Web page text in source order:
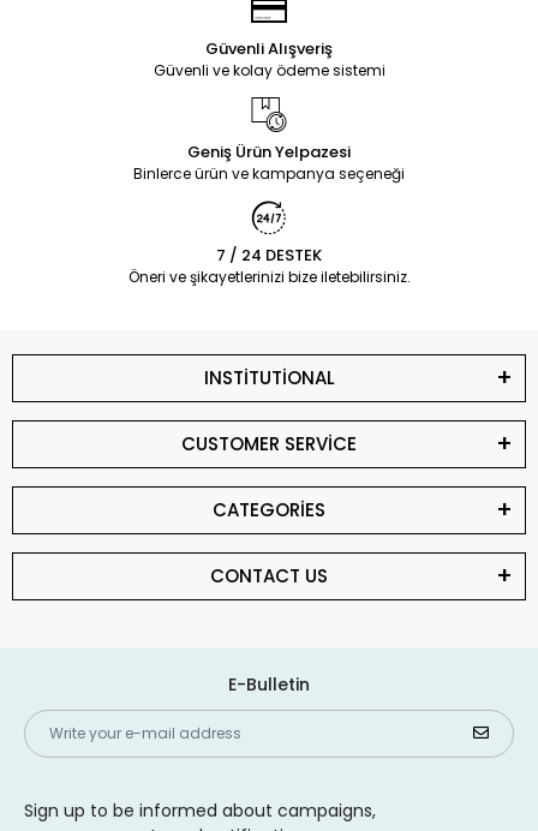
Güvenli Alışveriş
Güvenli ve kolay ödeme sistemi
Geniş Ürün Yelpazesi
Binlerce ürün ve kampanya seçeneği
7 / 24 DESTEK
Öneri ve şikayetlerinizi bize iletebilirsiniz.
INSTİTUTİONAL
CUSTOMER SERVİCE
CATEGORİES
CONTACT US
E-Bulletin
Sign up to be informed about campaigns,